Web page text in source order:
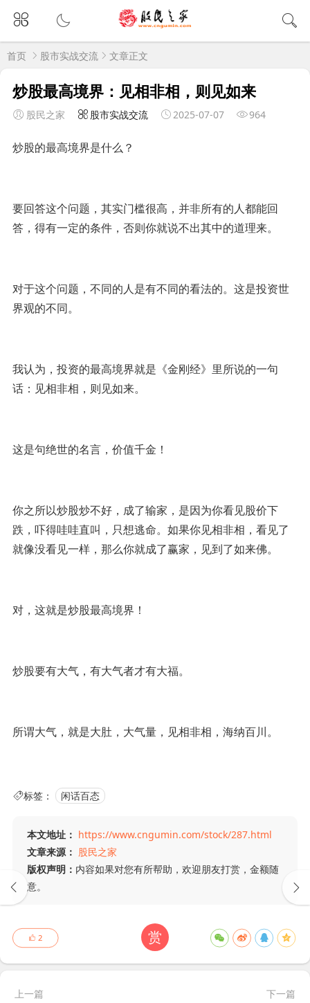
首页 股市实战交流 文章正文
炒股最高境界：见相非相，则见如来
股民之家 股市实战交流 2025-07-07 964
炒股的最高境界是什么？
要回答这个问题，其实门槛很高，并非所有的人都能回
答，得有一定的条件，否则你就说不出其中的道理来。
对于这个问题，不同的人是有不同的看法的。这是投资世
界观的不同。
我认为，投资的最高境界就是《金刚经》里所说的一句
话：见相非相，则见如来。
这是句绝世的名言，价值千金！
你之所以炒股炒不好，成了输家，是因为你看见股价下
跌，吓得哇哇直叫，只想逃命。如果你见相非相，看见了
就像没看见一样，那么你就成了赢家，见到了如来佛。
对，这就是炒股最高境界！
炒股要有大气，有大气者才有大福。
所谓大气，就是大肚，大气量，见相非相，海纳百川。
标签： 闲话百态
本文地址： https://www.cngumin.com/stock/287.html
文章来源： 股民之家
版权声明： 内容如果对您有所帮助，欢迎朋友打赏，金额随
意。
赏
2
上一篇 下一篇